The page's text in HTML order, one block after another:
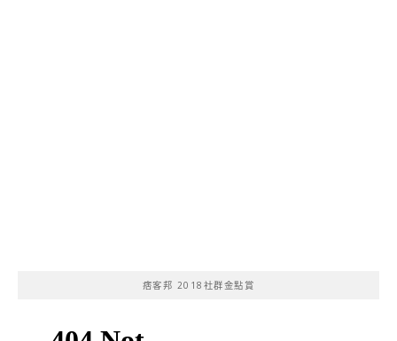
痞客邦 2018社群金點賞